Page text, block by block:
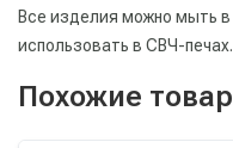
Все изделия можно мыть
использовать в СВЧ-печах.
Похожие